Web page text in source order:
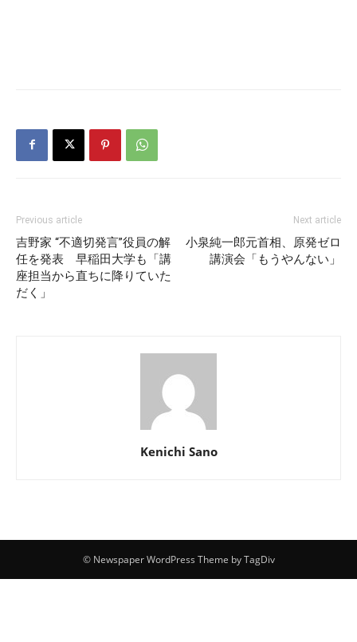
Previous article
吉野家 “不適切発言”役員の解
任を発表 早稲田大学も「講
座担当から直ちに降りていた
だく」
Next article
小泉純一郎元首相、原発ゼロ
講演会「もうやんない」
Kenichi Sano
© Newspaper WordPress Theme by TagDiv